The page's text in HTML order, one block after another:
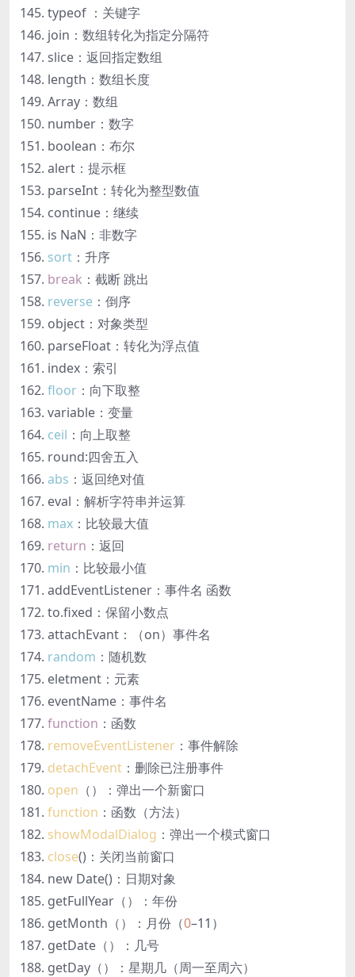
typeof ：关键字
join：数组转化为指定分隔符
slice：返回指定数组
length：数组长度
Array：数组
number：数字
boolean：布尔
alert：提示框
parseInt：转化为整型数值
continue：继续
is NaN：非数字
sort ：升序
break ：截断 跳出
reverse ：倒序
object：对象类型
parseFloat：转化为浮点值
index：索引
floor ：向下取整
variable：变量
ceil ：向上取整
round:四舍五入
abs ：返回绝对值
eval：解析字符串并运算
max ：比较最大值
return ：返回
min ：比较最小值
addEventListener：事件名 函数
to.fixed：保留小数点
attachEvant：（on）事件名
random ：随机数
eletment：元素
eventName：事件名
function ：函数
removeEventListener ：事件解除
detachEvent ：删除已注册事件
open （）：弹出一个新窗口
function ：函数（方法）
showModalDialog ：弹出一个模式窗口
close() ：关闭当前窗口
new Date()：日期对象
getFullYear（）：年份
getMonth（）：月份（0–11）
getDate（）：几号
getDay（）：星期几（周一至周六）